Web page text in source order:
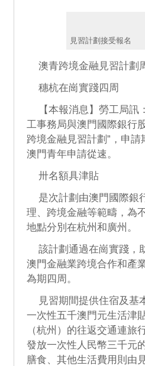
見習計劃接受報名
澳青跨境金融見習計劃
穗杭在崗實踐四周
【本報消息】勞工局訊
工事務局與澳門國際銀行
跨境金融見習計劃”，申
澳門青年申請從速。
卅名額具津貼
是次計劃由澳門國際銀
理、跨境金融等範疇，為
地點分別在杭州和廣州。
該計劃通過在崗實踐，
澳門金融業跨境合作和產
為期四周。
見習期間提供住宿及基
一次性五千澳門元生活津
（杭州）的往返交通連
發放一次性人民幣三千元
膳食、其他生活費用則由